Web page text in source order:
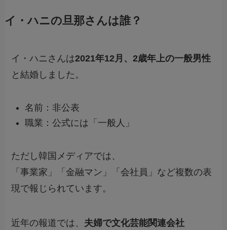
イ・ハニの旦那さんは誰？
イ・ハニさんは2021年12月、2歳年上の一般男性
と結婚しました。
名前：非公表
職業：公式には「一般人」
ただし韓国メディアでは、
「事業家」「金融マン」「会社員」など複数の表
現で報じられています。
近年の報道では、 夫婦で文化芸能関連会社